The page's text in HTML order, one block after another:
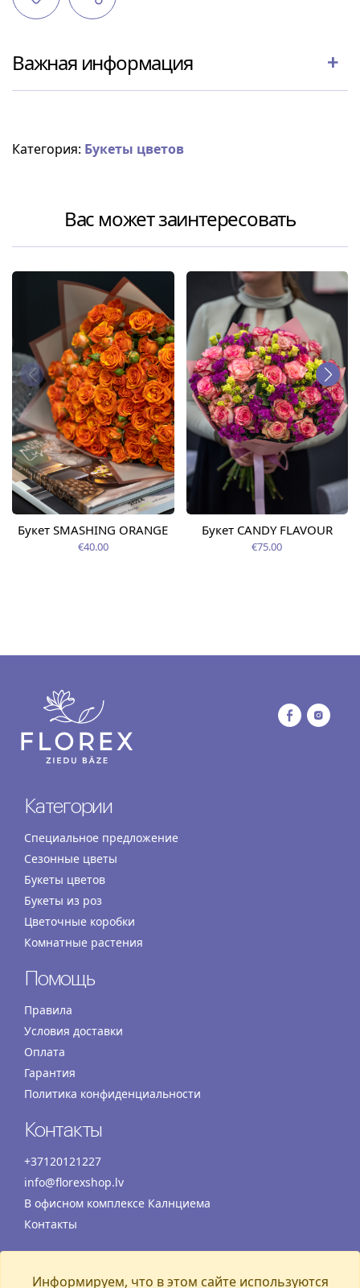
Важная информация
Категория: Букеты цветов
Вас может заинтересовать
Букет SMASHING ORANGE
€40.00
Букет CANDY FLAVOUR
€75.00
Категории
Специальное предложение
Сезонные цветы
Букеты цветов
Букеты из роз
Цветочные коробки
Комнатные растения
Помощь
Правила
Условия доставки
Оплата
Гарантия
Политика конфиденциальности
Контакты
+37120121227
info@florexshop.lv
В офисном комплексе Калнциема
Контакты
Информируем, что в этом сайте используются